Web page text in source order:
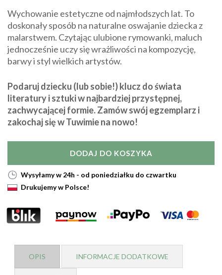
Wychowanie estetyczne od najmłodszych lat. To
doskonały sposób na naturalne oswajanie dziecka z
malarstwem. Czytając ulubione rymowanki, maluch
jednocześnie uczy się wrażliwości na kompozycję,
barwy i styl wielkich artystów.
Podaruj dziecku (lub sobie!) klucz do świata
literatury i sztuki w najbardziej przystępnej,
zachwycającej formie. Zamów swój egzemplarz i
zakochaj się w Tuwimie na nowo!
DODAJ DO KOSZYKA
Wysyłamy w 24h - od poniedziałku do czwartku
Drukujemy w Polsce!
OPIS INFORMACJE DODATKOWE